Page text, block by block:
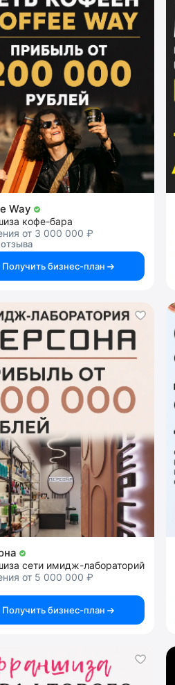
Way
кофе-бара
от 3 000 000 ₽
Получить бизнес-план
сети имидж-лабораторий
от 5 000 000 ₽
Получить бизнес-план